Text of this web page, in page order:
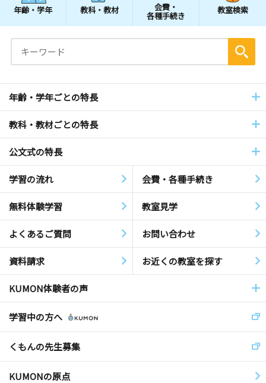
年齢・学年 教科・教材 会費・
各種手続き
教室検索
年齢・学年ごとの特長
教科・教材ごとの特長
公文式の特長
学習の流れ 会費・各種手続き
無料体験学習 教室見学
よくあるご質問 お問い合わせ
資料請求 お近くの教室を探す
KUMON体験者の声
学習中の方へ
くもんの先生募集
KUMONの原点